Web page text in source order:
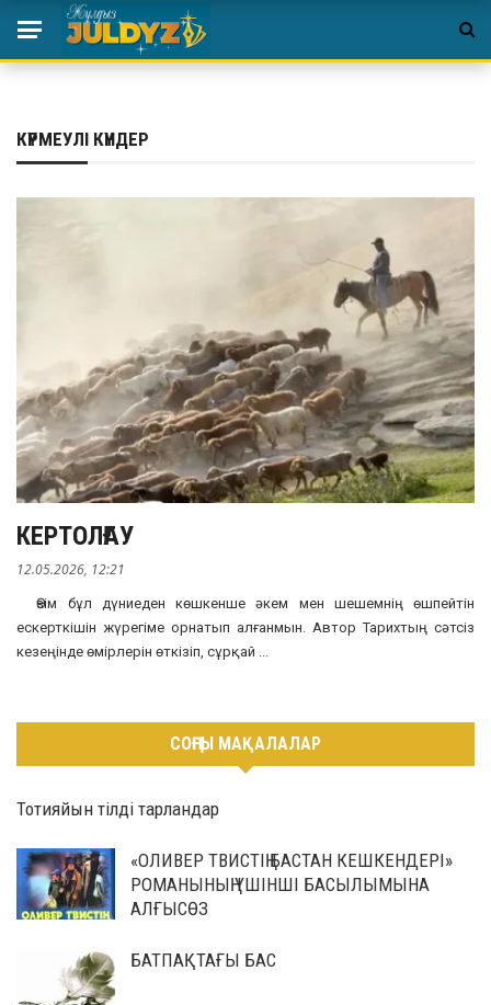
КҮРМЕУЛІ КҮНДЕР
КЕРТОЛҒАУ
12.05.2026, 12:21
Өзім бұл дүниеден көшкенше әкем мен шешемнің өшпейтін
ескерткішін жүрегіме орнатып алғанмын. Автор Тарихтың сәтсіз
кезеңінде өмірлерін өткізіп, сұрқай ...
СОҢҒЫ МАҚАЛАЛАР
Тотияйын тілді тарландар
«ОЛИВЕР ТВИСТІҢ БАСТАН КЕШКЕНДЕРІ»
РОМАНЫНЫҢ ҮШІНШІ БАСЫЛЫМЫНА
АЛҒЫСӨЗ
БАТПАҚТАҒЫ БАС